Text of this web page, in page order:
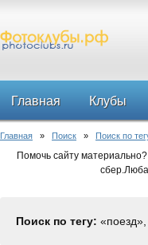
Главная Клубы
Форум
Главная » Поиск » Поиск по
Помочь сайту
Поиск по тегу: «поезд»,